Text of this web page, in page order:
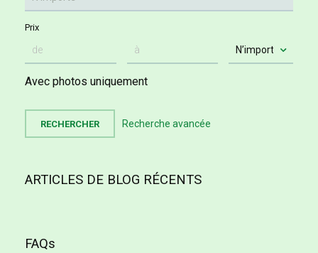
Prix
Avec photos uniquement
Recherche avancée
ARTICLES DE BLOG RÉCENTS
FAQs